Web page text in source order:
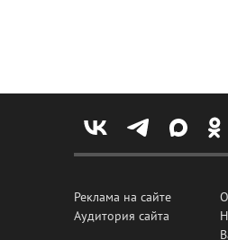
Реклама на сайте
Аудитория сайта